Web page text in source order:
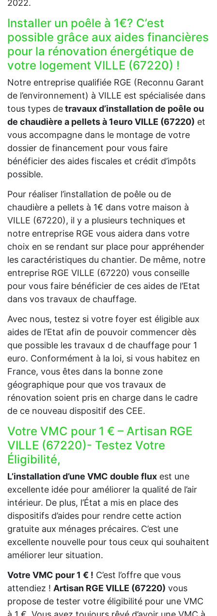
2022.
Installer un poêle à 1€? C’est
possible grâce aux aides financières
pour la rénovation énergétique de
votre logement VILLE (67220) !
Notre entreprise qualifiée RGE (Reconnu Garant
de l’environnement) à VILLE est spécialisée dans
tous types detravaux d’installation de poêle ou
de chaudière a pellets à 1euro VILLE (67220) et
vous accompagne dans le montage de votre
dossier de financement pour vous faire
bénéficier des aides fiscales et crédit d’impôts
possible.
Pour réaliser l’installation de poêle ou de
chaudière a pellets à 1€ dans votre maison à
VILLE (67220), il y a plusieurs techniques et
notre entreprise RGE vous aidera dans votre
choix en se rendant sur place pour appréhender
les caractéristiques du chantier. De même, notre
entreprise RGE VILLE (67220) vous conseille
pour vous faire bénéficier de ces aides de l’Etat
dans vos travaux de chauffage.
Avec nous, testez si votre foyer est éligible aux
aides de l’Etat afin de pouvoir commencer dès
que possible les travaux d de chauffage pour 1
euro. Conformément à la loi, si vous habitez en
France, vous êtes dans la bonne zone
géographique pour que vos travaux de
rénovation soient pris en charge dans le cadre
de ce nouveau dispositif des CEE.
Votre VMC pour 1 € – Artisan RGE
VILLE (67220)- Testez Votre
Éligibilité,
L’installation d’une VMC double flux est une
excellente idée pour améliorer la qualité de l’air
intérieur. De plus, l’État a mis en place des
dispositifs d’aides pour rendre cette action
gratuite aux ménages précaires. C’est une
excellente nouvelle pour tous ceux qui souhaitent
améliorer leur situation.
Votre VMC pour 1 € ! C’est l’offre que vous
attendiez ! Artisan RGE VILLE (67220) vous
propose de tester votre éligibilité pour une VMC